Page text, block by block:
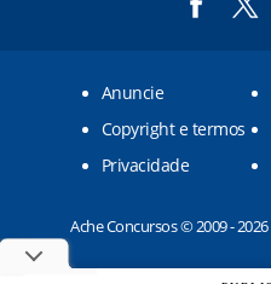
Anuncie
Copyright e termos
Privacidade
Ache Concursos © 2009 -